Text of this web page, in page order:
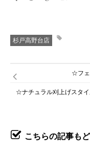
杉戸高野台店
☆フェ
☆ナチュラル刈上げスタ
こちらの記事も